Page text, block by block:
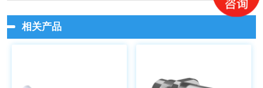
相关产品